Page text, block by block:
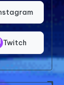
Twitch